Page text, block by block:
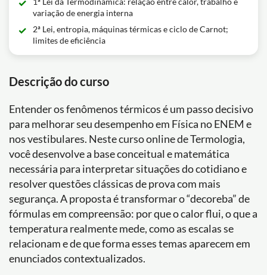
variação de energia interna
2ª Lei, entropia, máquinas térmicas e ciclo de Carnot;
limites de eficiência
Descrição do curso
Entender os fenômenos térmicos é um passo decisivo
para melhorar seu desempenho em Física no ENEM e
nos vestibulares. Neste curso online de Termologia,
você desenvolve a base conceitual e matemática
necessária para interpretar situações do cotidiano e
resolver questões clássicas de prova com mais
segurança. A proposta é transformar o “decoreba” de
fórmulas em compreensão: por que o calor flui, o que a
temperatura realmente mede, como as escalas se
relacionam e de que forma esses temas aparecem em
enunciados contextualizados.